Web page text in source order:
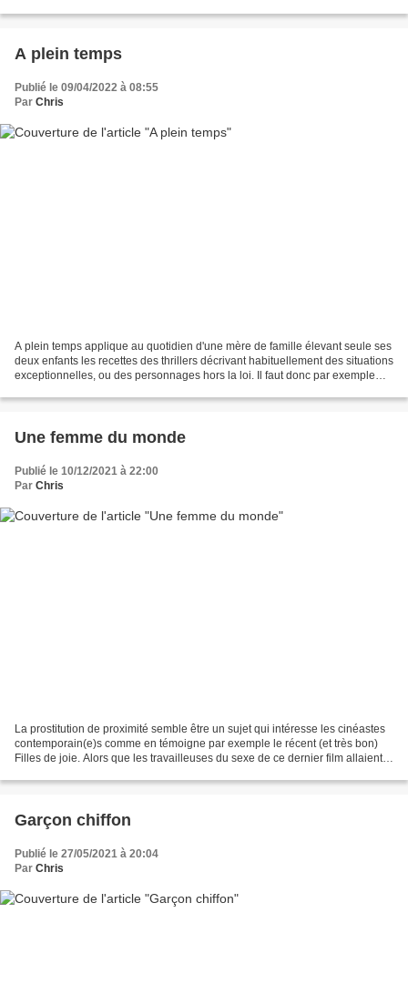
A plein temps
Publié le 09/04/2022 à 08:55
Par Chris
A plein temps applique au quotidien d'une mère de famille élevant seule ses
deux enfants les recettes des thrillers décrivant habituellement des situations
exceptionnelles, ou des personnages hors la loi. Il faut donc par exemple
Une femme du monde
Publié le 10/12/2021 à 22:00
Par Chris
La prostitution de proximité semble être un sujet qui intéresse les cinéastes
contemporain(e)s comme en témoigne par exemple le récent (et très bon)
Filles de joie. Alors que les travailleuses du sexe de ce dernier film allaient
Garçon chiffon
Publié le 27/05/2021 à 20:04
Par Chris